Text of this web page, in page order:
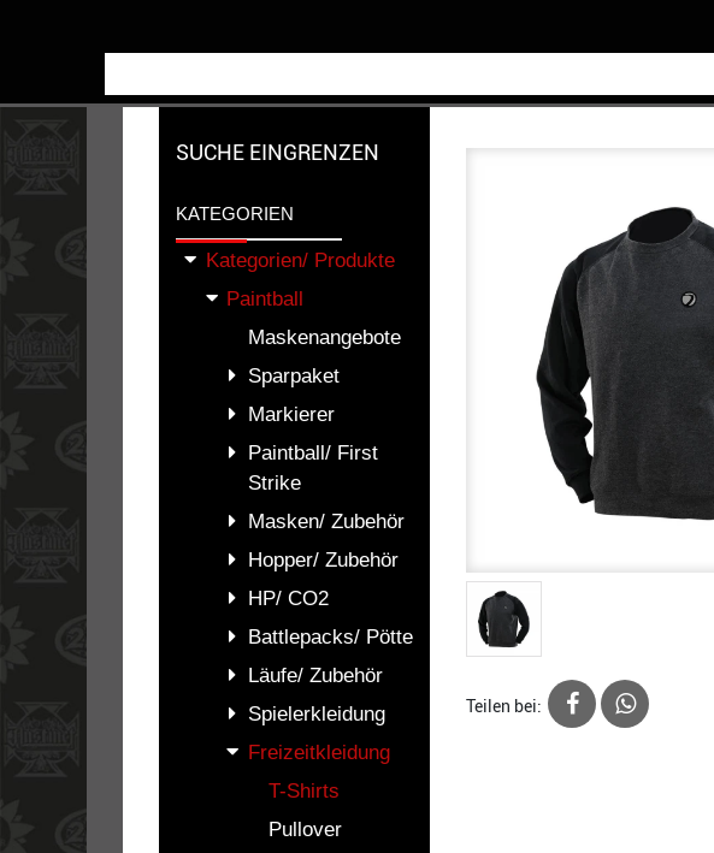
SUCHE EINGRENZEN
KATEGORIEN
Kategorien/ Produkte
Paintball
Maskenangebote
Sparpaket
Markierer
Paintball/ First
Strike
Masken/ Zubehör
Hopper/ Zubehör
HP/ CO2
Battlepacks/ Pötte
Läufe/ Zubehör
Spielerkleidung
Freizeitkleidung
T-Shirts
Pullover
Teilen bei: